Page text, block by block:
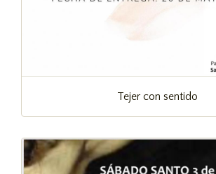
Tejer con sentido